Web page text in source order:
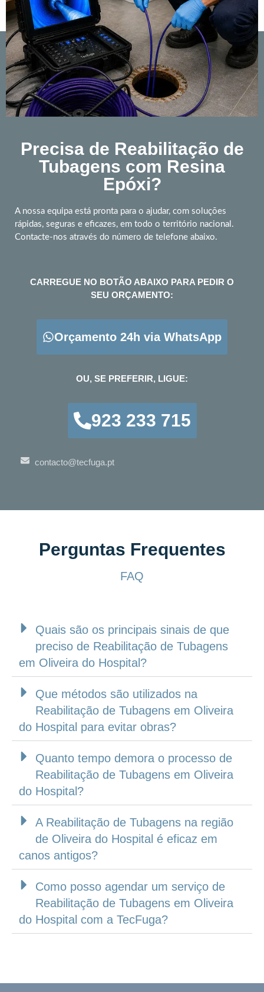
Precisa de Reabilitação de
Tubagens com Resina
Epóxi?
A nossa equipa está pronta para o ajudar, com soluções
rápidas, seguras e eficazes, em todo o território nacional.
Contacte-nos através do número de telefone abaixo.
CARREGUE NO BOTÃO ABAIXO PARA PEDIR O
SEU ORÇAMENTO:
Orçamento 24h via WhatsApp
OU, SE PREFERIR, LIGUE:
923 233 715
contacto@tecfuga.pt
Perguntas Frequentes
FAQ
Quais são os principais sinais de que
preciso de Reabilitação de Tubagens
em Oliveira do Hospital?
Que métodos são utilizados na
Reabilitação de Tubagens em Oliveira
do Hospital para evitar obras?
Quanto tempo demora o processo de
Reabilitação de Tubagens em Oliveira
do Hospital?
A Reabilitação de Tubagens na região
de Oliveira do Hospital é eficaz em
canos antigos?
Como posso agendar um serviço de
Reabilitação de Tubagens em Oliveira
do Hospital com a TecFuga?